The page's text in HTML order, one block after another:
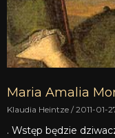
Maria Amalia
Klaudia Heintze 2011-01-
. Wstęp będzie